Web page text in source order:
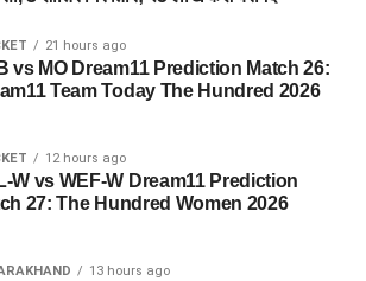
21 hours ago
vs MO Dream11 Prediction Match 26:
Team Today The Hundred 2026
12 hours ago
W vs WEF-W Dream11 Prediction
27: The Hundred Women 2026
13 hours ago